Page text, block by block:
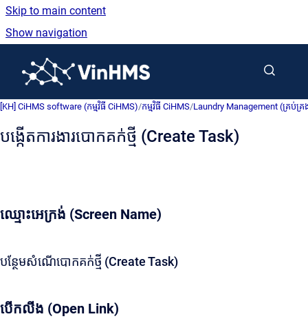
Skip to main content
Show navigation
[KH] CiHMS software (កម្មវិធី CiHMS)/កម្មវិធី CiHMS/Laundry Management (គ្រប់គ្រ
បង្កើតការងារបោកគក់ថ្មី (Create Task)
ឈ្មោះអេក្រង់ (Screen Name)
បន្ថែមសំណើបោកគក់ថ្មី (Create Task)
បើកលីង (Open Link)